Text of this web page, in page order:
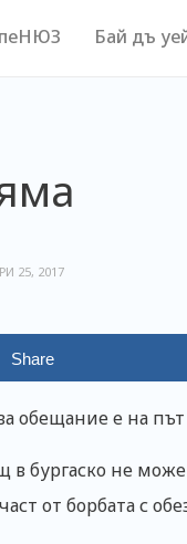
Бай дъ
25, 2017
Share
обещание е на
в бургаско не
от борбата с